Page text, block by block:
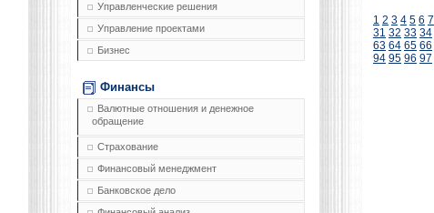
Управленческие решения
Управление проектами
Бизнес
Финансы
Валютные отношения и денежное
обращение
Страхование
Финансовый менеджмент
Банковское дело
1 2 3 4 5 6 7
31 32 33 34
63 64 65 66
94 95 96 97